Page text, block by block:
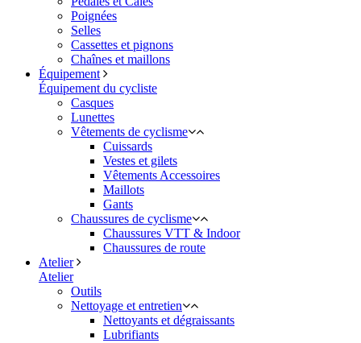
Poignées
Selles
Cassettes et pignons
Chaînes et maillons
Équipement
Équipement du cycliste
Casques
Lunettes
Vêtements de cyclisme
Cuissards
Vestes et gilets
Vêtements Accessoires
Maillots
Gants
Chaussures de cyclisme
Chaussures VTT & Indoor
Chaussures de route
Atelier
Atelier
Outils
Nettoyage et entretien
Nettoyants et dégraissants
Lubrifiants